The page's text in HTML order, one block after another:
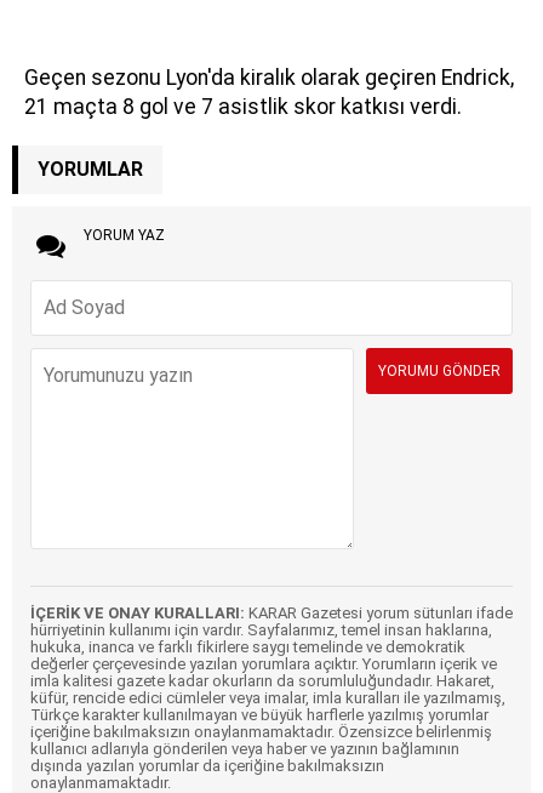
Geçen sezonu Lyon'da kiralık olarak geçiren Endrick,
21 maçta 8 gol ve 7 asistlik skor katkısı verdi.
YORUMLAR
YORUM YAZ
İÇERİK VE ONAY KURALLARI: KARAR Gazetesi yorum sütunları ifade
hürriyetinin kullanımı için vardır. Sayfalarımız, temel insan haklarına,
hukuka, inanca ve farklı fikirlere saygı temelinde ve demokratik
değerler çerçevesinde yazılan yorumlara açıktır. Yorumların içerik ve
imla kalitesi gazete kadar okurların da sorumluluğundadır. Hakaret,
küfür, rencide edici cümleler veya imalar, imla kuralları ile yazılmamış,
Türkçe karakter kullanılmayan ve büyük harflerle yazılmış yorumlar
içeriğine bakılmaksızın onaylanmamaktadır. Özensizce belirlenmiş
kullanıcı adlarıyla gönderilen veya haber ve yazının bağlamının
dışında yazılan yorumlar da içeriğine bakılmaksızın
onaylanmamaktadır.